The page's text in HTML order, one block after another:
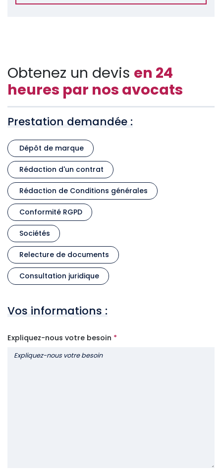
Obtenez un devis en 24
heures par nos avocats
Prestation demandée :
Dépôt de marque
Rédaction d'un contrat
Rédaction de Conditions générales
Conformité RGPD
Sociétés
Relecture de documents
Consultation juridique
Vos informations :
Expliquez-nous votre besoin